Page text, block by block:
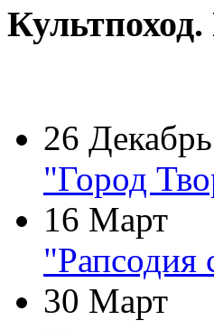
26 Декабрь
"Город
16 Март
"Рапсодия
30 Март